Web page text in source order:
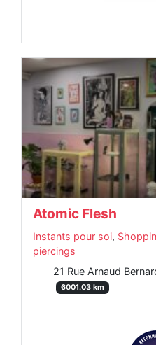
Atomic Flesh
Instants pour soi,
piercings
21 Rue Arnaud
6001.03 km